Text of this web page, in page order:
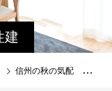
建
生信州の秋の気配 シャインマスカット編